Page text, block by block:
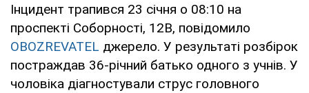
Інцидент трапився 23 січня о 08:10 на
проспекті Соборності, 12В, повідомило
OBOZREVATEL джерело. У результаті розбірок
постраждав 36-річний батько одного з учнів. У
чоловіка діагностували струс головного